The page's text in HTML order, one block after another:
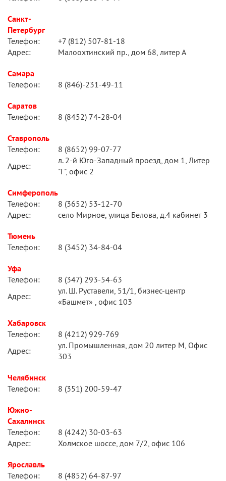
Санкт-
Петербург
Телефон:
+7 (812) 507-81-18
Адрес:
Малоохтинский пр., дом 68, литер А
Самара
Телефон:
8 (846)-231-49-11
Саратов
Телефон:
8 (8452) 74-28-04
Ставрополь
Телефон:
8 (8652) 99-07-77
Адрес:
л. 2-й Юго-Западный проезд, дом 1, Литер
"Г", офис 2
Симферополь
Телефон:
8 (3652) 53-12-70
Адрес:
село Мирное, улица Белова, д.4 кабинет 3
Тюмень
Телефон:
8 (3452) 34-84-04
Уфа
Телефон:
8 (347) 293-54-63
Адрес:
ул. Ш. Руставели, 51/1, бизнес-центр
«Башмет» , офис 103
Хабаровск
Телефон:
8 (4212) 929-769
Адрес:
ул. Промышленная, дом 20 литер М, Офис
303
Челябинск
Телефон:
8 (351) 200-59-47
Южно-
Сахалинск
Телефон:
8 (4242) 30-03-63
Адрес:
Холмское шоссе, дом 7/2, офис 106
Ярославль
Телефон:
8 (4852) 64-87-97